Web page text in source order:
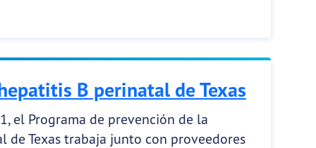
B perinatal de Texas
el Programa de prevención de la
de Texas trabaja junto con proveedores